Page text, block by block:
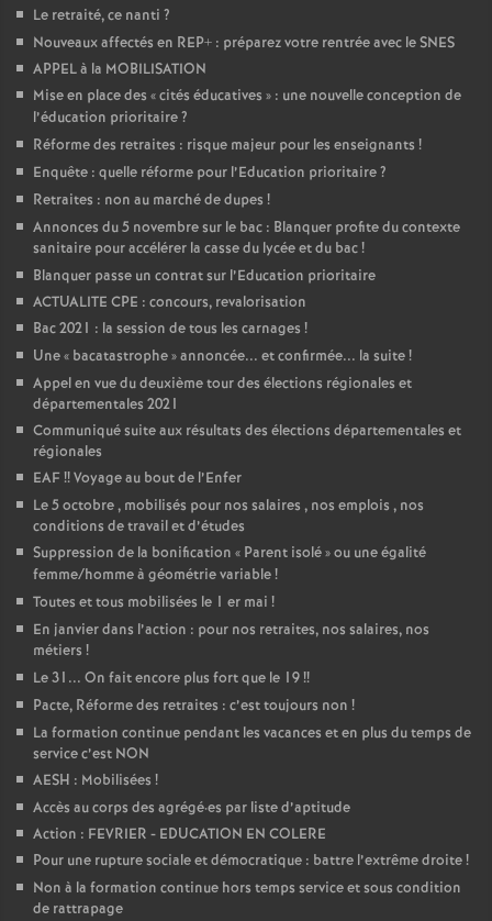
Le retraité, ce nanti ?
Nouveaux affectés en REP+ : préparez votre rentrée avec le SNES
APPEL à la MOBILISATION
Mise en place des «cités éducatives » : une nouvelle conception de
l’éducation prioritaire?
Réforme des retraites : risque majeur pour les enseignants !
Enquête : quelle réforme pour l’Education prioritaire?
Retraites : non au marché de dupes !
Annonces du 5 novembre sur le bac : Blanquer profite du contexte
sanitaire pour accélérer la casse du lycée et du bac!
Blanquer passe un contrat sur l’Education prioritaire
ACTUALITE CPE : concours, revalorisation
Bac 2021 : la session de tous les carnages !
Une « bacatastrophe» annoncée... et confirmée... la suite!
Appel en vue du deuxième tour des élections régionales et
départementales 2021
Communiqué suite aux résultats des élections départementales et
régionales
EAF!! Voyage au bout de l’Enfer
Le 5 octobre , mobilisés pour nos salaires , nos emplois , nos
conditions de travail et d’études
Suppression de la bonification « Parent isolé» ou une égalité
femme/homme à géométrie variable!
Toutes et tous mobilisées le 1 er mai !
En janvier dans l’action : pour nos retraites, nos salaires, nos
métiers !
Le 31... On fait encore plus fort que le 19!!
Pacte, Réforme des retraites : c’est toujours non !
La formation continue pendant les vacances et en plus du temps de
service c’est NON
AESH : Mobilisées !
Accès au corps des agrégé·es par liste d’aptitude
Action : FEVRIER - EDUCATION EN COLERE
Pour une rupture sociale et démocratique : battre l’extrême droite!
Non à la formation continue hors temps service et sous condition
de rattrapage